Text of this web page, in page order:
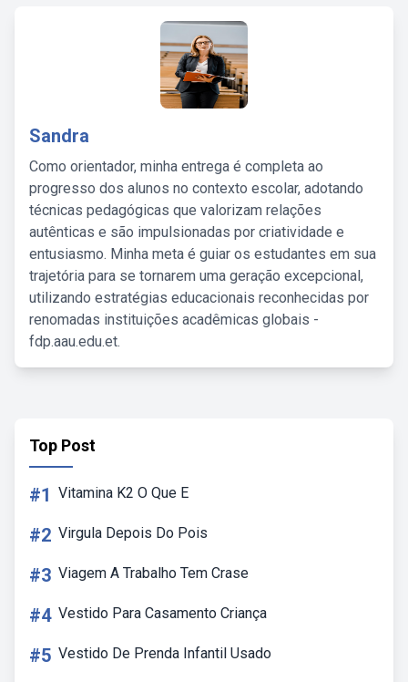
Sandra
Como orientador, minha entrega é completa ao
progresso dos alunos no contexto escolar, adotando
técnicas pedagógicas que valorizam relações
autênticas e são impulsionadas por criatividade e
entusiasmo. Minha meta é guiar os estudantes em sua
trajetória para se tornarem uma geração excepcional,
utilizando estratégias educacionais reconhecidas por
renomadas instituições acadêmicas globais -
fdp.aau.edu.et.
Top Post
#1 Vitamina K2 O Que E
#2 Virgula Depois Do Pois
#3 Viagem A Trabalho Tem Crase
#4 Vestido Para Casamento Criança
#5 Vestido De Prenda Infantil Usado